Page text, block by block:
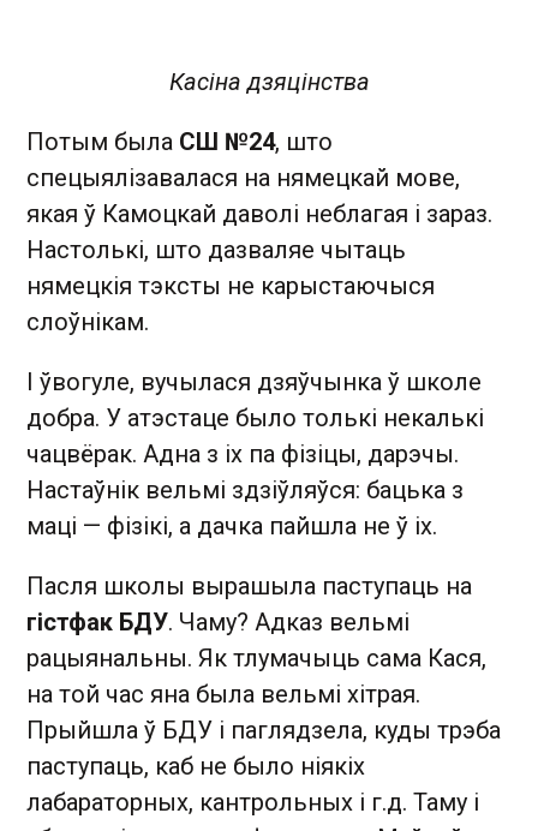
Касіна дзяцінства
Потым была СШ №24, што
спецыялізавалася на нямецкай мове,
якая ў Камоцкай даволі неблагая і зараз.
Настолькі, што дазваляе чытаць
нямецкія тэксты не карыстаючыся
слоўнікам.
І ўвогуле, вучылася дзяўчынка ў школе
добра. У атэстаце было толькі некалькі
чацвёрак. Адна з іх па фізіцы, дарэчы.
Настаўнік вельмі здзіўляўся: бацька з
маці — фізікі, а дачка пайшла не ў іх.
Пасля школы вырашыла паступаць на
гістфак БДУ. Чаму? Адказ вельмі
рацыянальны. Як тлумачыць сама Кася,
на той час яна была вельмі хітрая.
Прыйшла ў БДУ і паглядзела, куды трэба
паступаць, каб не было ніякіх
лабараторных, кантрольных і г.д. Таму і